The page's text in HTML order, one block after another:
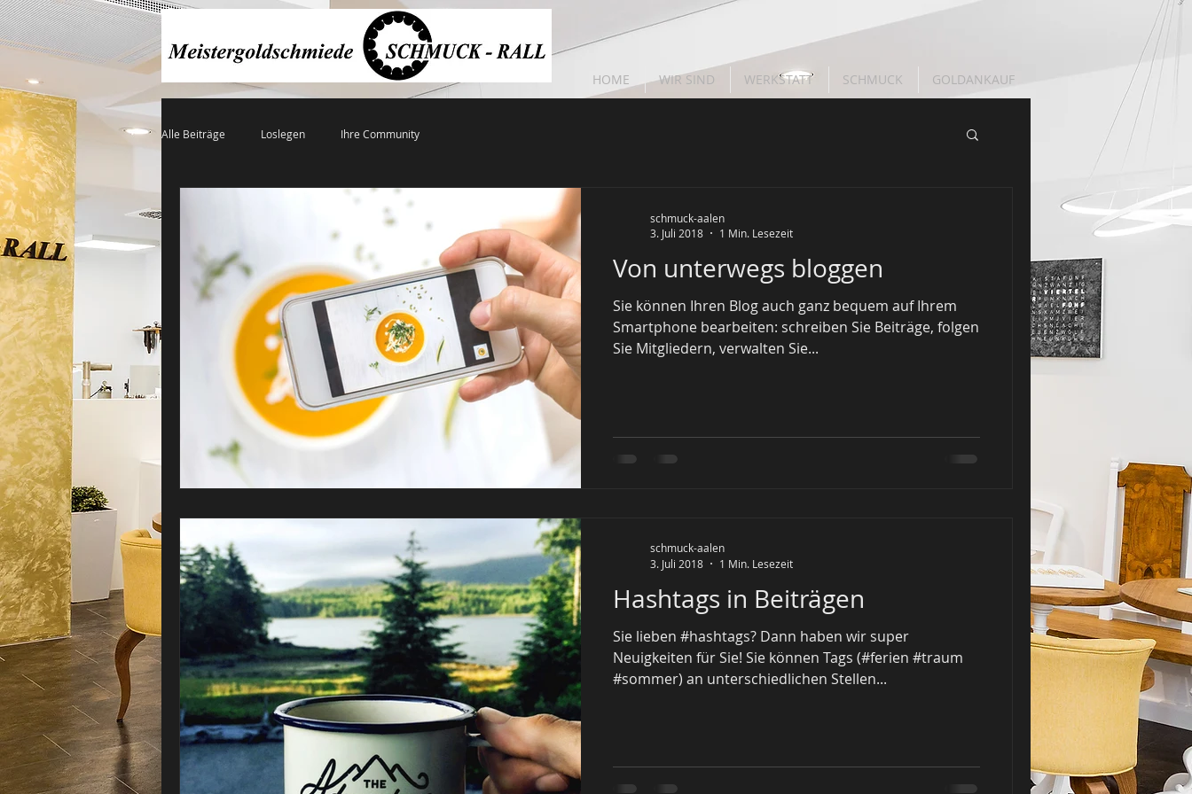
HOME WIR SIND WERKSTATT SCHMUCK GOLDANKAUF
Alle Beiträge Loslegen Ihre Community
Von unterwegs bloggen
Sie können Ihren Blog auch ganz bequem auf Ihrem
Smartphone bearbeiten: schreiben Sie Beiträge, folgen
Sie Mitgliedern, verwalten Sie...
schmuck-aalen
3. Juli 2018
1 Min. Lesezeit
Hashtags in Beiträgen
Sie lieben #hashtags? Dann haben wir super
Neuigkeiten für Sie! Sie können Tags (#ferien #traum
#sommer) an unterschiedlichen Stellen...
schmuck-aalen
3. Juli 2018
1 Min. Lesezeit